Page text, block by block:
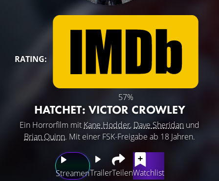
RATING:
57%
HATCHET: VICTOR CROWLEY
Ein Horrorfilm mit Kane Hodder, Dave Sheridan und
Brian Quinn. Mit einer FSK-Freigabe ab 18 Jahren.
StreamenTrailerTeilenWatchlist